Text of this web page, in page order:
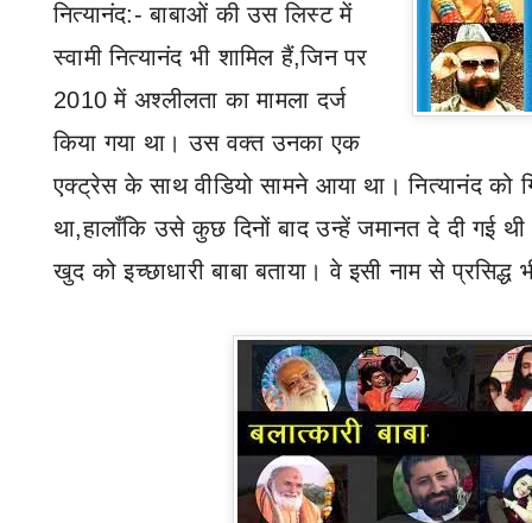
नित्यानंद:-बाबाओं की उस लिस्ट में
स्वामी नित्यानंद भी शामिल हैं,जिन पर
2010 में अश्लीलता का मामला दर्ज
किया गया था। उस वक्त उनका एक
एक्ट्रेस के साथ वीडियो सामने आया था। नित्यानंद को
था,हालाँकि उसे कुछ दिनों बाद उन्हें जमानत दे दी गई
खुद को इच्छाधारी बाबा बताया। वे इसी नाम से